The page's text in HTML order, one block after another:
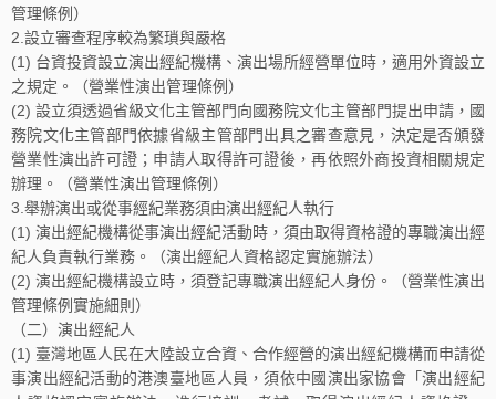
管理條例）
2.設立審查程序較為繁瑣與嚴格
(1) 台資投資設立演出經紀機構、演出場所經營單位時，適用外資設立
之規定。（營業性演出管理條例）
(2) 設立須透過省級文化主管部門向國務院文化主管部門提出申請，國
務院文化主管部門依據省級主管部門出具之審查意見，決定是否頒發
營業性演出許可證；申請人取得許可證後，再依照外商投資相關規定
辦理。（營業性演出管理條例）
3.舉辦演出或從事經紀業務須由演出經紀人執行
(1) 演出經紀機構從事演出經紀活動時，須由取得資格證的專職演出經
紀人負責執行業務。（演出經紀人資格認定實施辦法）
(2) 演出經紀機構設立時，須登記專職演出經紀人身份。（營業性演出
管理條例實施細則）
（二）演出經紀人
(1) 臺灣地區人民在大陸設立合資、合作經營的演出經紀機構而申請從
事演出經紀活動的港澳臺地區人員，須依中國演出家協會「演出經紀